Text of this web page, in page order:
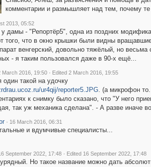
комментарии и размышляет над тем, почему
2013, 05:52
дамы - "Репортёр5", одна из поздних
того, что в окно крышки были видны
венгерский, довольно тяжёлый, но
- я таким пользовался даже в 90-х ещё...
March 2016, 19:50 · Edited 2 March 2016, 19:55
один такой на удочку
ur4qij/reporter5.JPG. (а микрофон
к снимку было сказано, что "У него
так уж механика сделана". - А разве иначе
· 16 March 2016, 06:31
и вдумчивые специалисты...
September 2022, 17:48 · Edited 16 September 2022, 17:48
Но такое название можно дать